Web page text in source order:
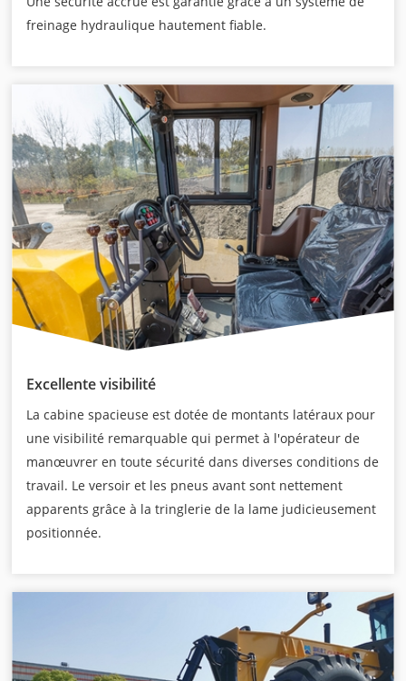
freinage hydraulique hautement fiable.
Excellente visibilité
La cabine spacieuse est dotée de montants latéraux pour
une visibilité remarquable qui permet à l'opérateur de
manœuvrer en toute sécurité dans diverses conditions de
travail. Le versoir et les pneus avant sont nettement
apparents grâce à la tringlerie de la lame judicieusement
positionnée.